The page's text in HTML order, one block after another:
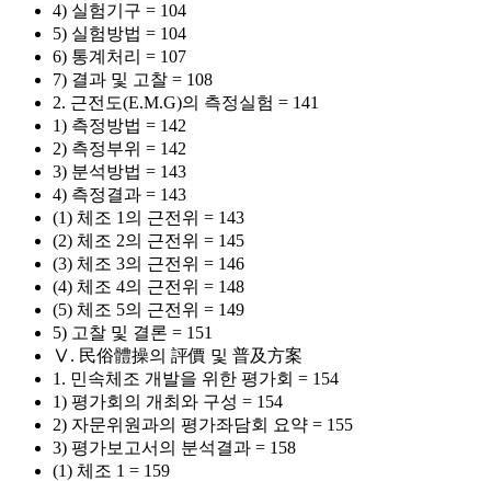
4) 실험기구 = 104
5) 실험방법 = 104
6) 통계처리 = 107
7) 결과 및 고찰 = 108
2. 근전도(E.M.G)의 측정실험 = 141
1) 측정방법 = 142
2) 측정부위 = 142
3) 분석방법 = 143
4) 측정결과 = 143
(1) 체조 1의 근전위 = 143
(2) 체조 2의 근전위 = 145
(3) 체조 3의 근전위 = 146
(4) 체조 4의 근전위 = 148
(5) 체조 5의 근전위 = 149
5) 고찰 및 결론 = 151
Ⅴ. 民俗體操의 評價 및 普及方案
1. 민속체조 개발을 위한 평가회 = 154
1) 평가회의 개최와 구성 = 154
2) 자문위원과의 평가좌담회 요약 = 155
3) 평가보고서의 분석결과 = 158
(1) 체조 1 = 159